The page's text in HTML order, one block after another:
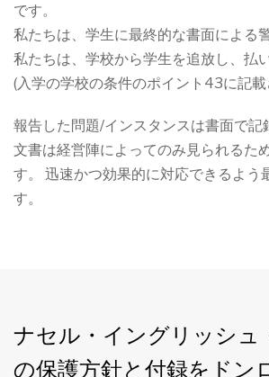
です。
私たちは、学生に最終的な書面による
私たちは、学校から学生を追放し、払
(入学の学校の条件のポイント43に記
報告した問題/インスタンスは書面で記
文書は経営陣によってのみ見られるた
す。 迅速かつ効果的に対応できるよう
す。
ナセル・イングリッシュ
の保護方針と付録をドン